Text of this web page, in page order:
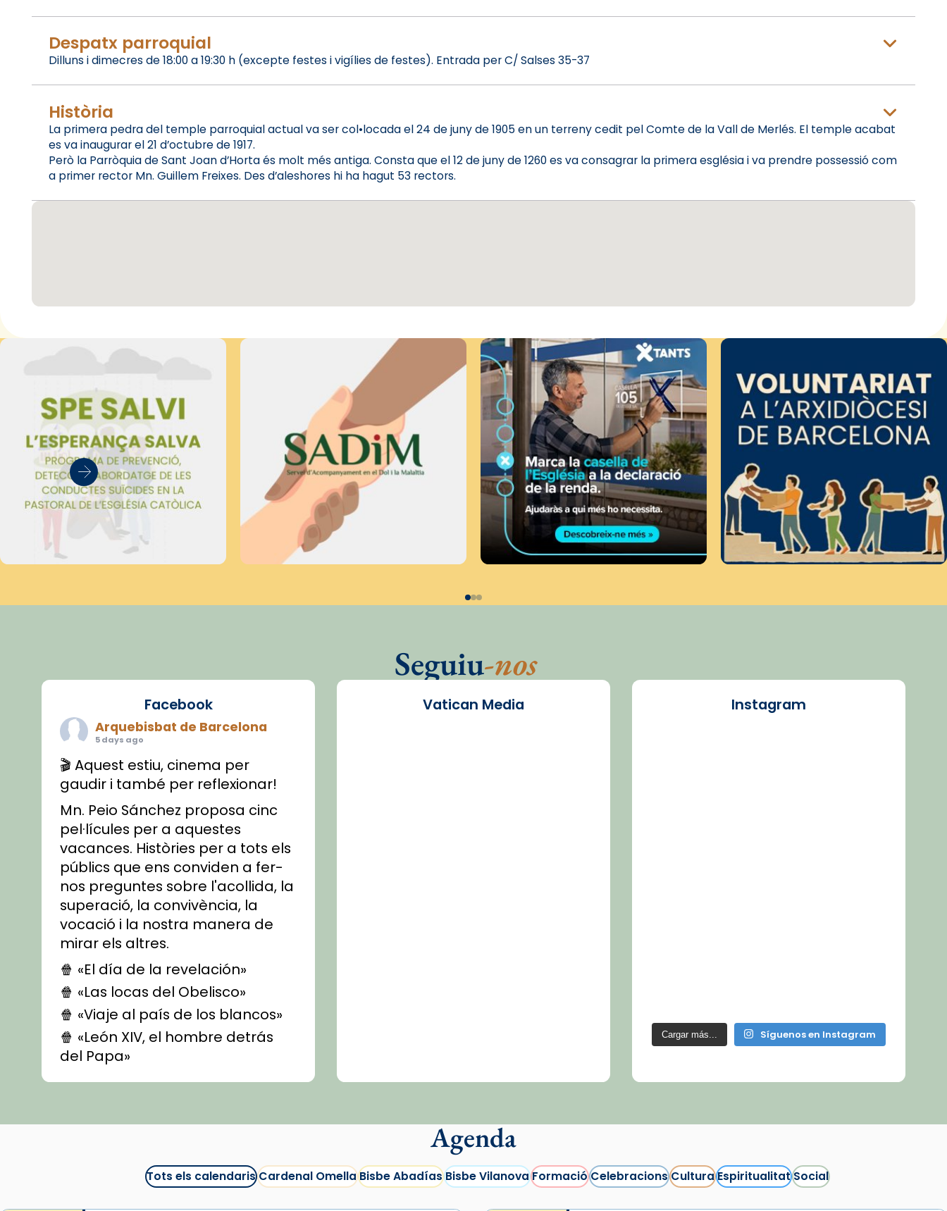
Despatx parroquial
Dilluns i dimecres de 18:00 a 19:30 h (excepte festes i vigílies de festes). Entrada per C/ Salses 35-37
Història
La primera pedra del temple parroquial actual va ser col•locada el 24 de juny de 1905 en un terreny cedit pel Comte de la Vall de Merlés. El temple acabat
es va inaugurar el 21 d’octubre de 1917.
Però la Parròquia de Sant Joan d’Horta és molt més antiga. Consta que el 12 de juny de 1260 es va consagrar la primera església i va prendre possessió com
a primer rector Mn. Guillem Freixes. Des d’aleshores hi ha hagut 53 rectors.
Seguiu-nos
Facebook
Arquebisbat de Barcelona
5 days ago
🎬 Aquest estiu, cinema per
gaudir i també per reflexionar!
Mn. Peio Sánchez proposa cinc
pel·lícules per a aquestes
vacances. Històries per a tots els
públics que ens conviden a fer-
nos preguntes sobre l'acollida, la
superació, la convivència, la
vocació i la nostra manera de
mirar els altres.
🍿 «El día de la revelación»
🍿 «Las locas del Obelisco»
🍿 «Viaje al país de los blancos»
🍿 «León XIV, el hombre detrás
del Papa»
🍿 «Las ovejas detectives»
recomanacions i prepara una
#CinemaEspiritualitual
@cinemaspiritcat
Imatge: Generada amb IA
Vatican Media Instagram
Cargar más... Síguenos en Instagram
Agenda
Tots els calendarisCardenal OmellaBisbe AbadíasBisbe VilanovaFormacióCelebracionsCulturaEspiritualitatSocial